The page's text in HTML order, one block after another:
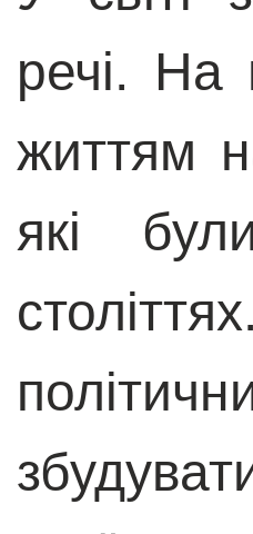
речі. На
життям
які